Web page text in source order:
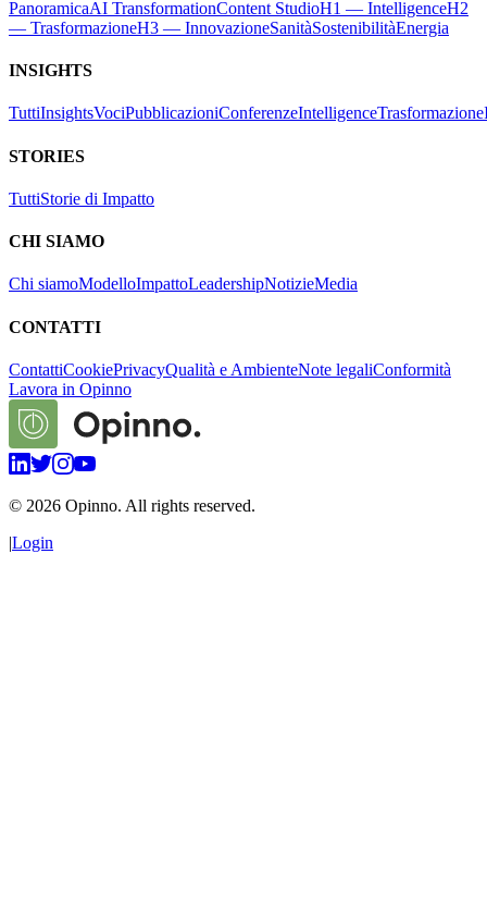
PanoramicaAI TransformationContent StudioH1 — IntelligenceH2
— TrasformazioneH3 — InnovazioneSanitàSostenibilitàEnergia
INSIGHTS
TuttiInsightsVociPubblicazioniConferenzeIntelligenceTrasformazione
STORIES
TuttiStorie di Impatto
CHI SIAMO
Chi siamoModelloImpattoLeadershipNotizieMedia
CONTATTI
ContattiCookiePrivacyQualità e AmbienteNote legaliConformità
Lavora in Opinno
© 2026 Opinno. All rights reserved.
|Login